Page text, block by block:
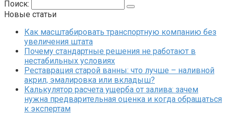
Поиск:
Новые статьи
Как масштабировать транспортную компанию без
увеличения штата
Почему стандартные решения не работают в
нестабильных условиях
Реставрация старой ванны: что лучше – наливной
акрил, эмалировка или вкладыш?
Калькулятор расчета ущерба от залива: зачем
нужна предварительная оценка и когда обращаться
к экспертам